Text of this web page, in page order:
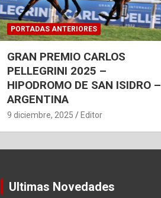
PORTADAS ANTERIORES
GRAN PREMIO CARLOS
PELLEGRINI 2025 –
HIPODROMO DE SAN ISIDRO –
ARGENTINA
9 diciembre, 2025 Editor
Ultimas Novedades